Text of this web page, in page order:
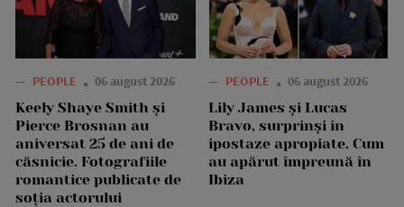
— PEOPLE 06 august 2026
Keely Shaye Smith și
Pierce Brosnan au
aniversat 25 de ani de
căsnicie. Fotografiile
romantice publicate de
soția actorului
— PEOPLE 06 august 2026
Lily James și Lucas
Bravo, surprinși în
ipostaze apropiate. Cum
au apărut împreună în
Ibiza